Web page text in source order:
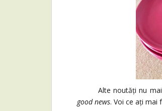
Alte noutăți nu mai
good news. Voi ce ați mai